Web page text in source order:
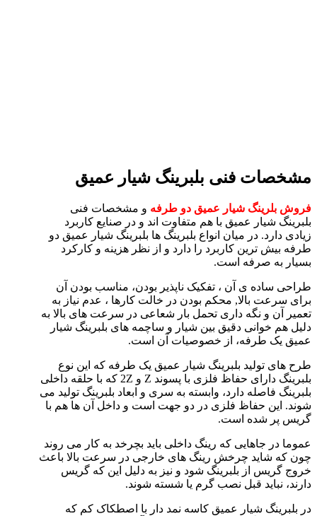
مشخصات فنی بلبرینگ شیار عمیق
فروش بلرینگ شیار عمیق دو طرفه و مشخصات فنی
بلبرینگ شیار عمیق با هم متفاوت اند و در صنایع کاربرد
زیادی دارد. در میان انواع بلبرینگ ها بلبرینگ شیار عمیق دو
طرفه بیش ترین کاربرد را دارد و از نظر هزینه و کارکرد
بسیار به صرفه است.
طراحی ساده ی آن ، تفکیک ناپذیر بودن، مناسب بودن آن
برای سرعت بالا, محکم بودن در خالت کارها ، عدم نیاز به
تعمیر آن و نگه داری تحمل بار شعاعی در سرعت های بالا به
دلیل هم خوانی دقیق بین شیار و ساچمه های بلبرینگ شیار
عمیق یک طرفه، از خصوصیات آن است.
طرح های تولید بلبرینگ شیار عمیق یک طرفه که این نوع
بلبرینگ دارای حفاظ فلزی با پسوند Z و 2Z که با حلقه داخلی
بلبرینگ فاصله دارد، وابسته به سری و ابعاد بلبرینگ تولید می
شوند. این حفاظ فلزی در دو جهت است و داخل آن ها هم با
گریس پر شده است.
عموما در جاهایی که رینگ داخلی باید بچرخد به کار می روند
چون که شاید چرخش رینگ های خارجی در سرعت بالا باعث
خروج گریس از بلبرینگ شود و نیز به دلیل این که گریس
دارند، نباید قبل نصب گرم یا شسته شوند.
در بلبرینگ شیار عمیق کاسه نمد دار با اصطکاک کم که